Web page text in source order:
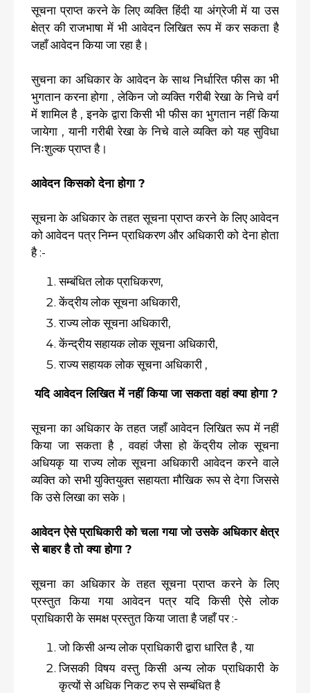
सूचना प्राप्त करने के लिए व्यक्ति हिंदी या अंग्रेजी में या उस
क्षेत्र की राजभाषा में भी आवेदन लिखित रूप में कर सकता है
जहाँ आवेदन किया जा रहा है।
सुचना का अधिकार के आवेदन के साथ निर्धारित फीस का भी
भुगतान करना होगा , लेकिन जो व्यक्ति गरीबी रेखा के निचे वर्ग
में शामिल है , इनके द्वारा किसी भी फीस का भुगतान नहीं किया
जायेगा , यानी गरीबी रेखा के निचे वाले व्यक्ति को यह सुविधा
निःशुल्क प्राप्त है।
आवेदन किसको देना होगा ?
सूचना के अधिकार के तहत सूचना प्राप्त करने के लिए आवेदन
को आवेदन पत्र निम्न प्राधिकरण और अधिकारी को देना होता
है :-
सम्बंधित लोक प्राधिकरण,
केंद्रीय लोक सूचना अधिकारी,
राज्य लोक सूचना अधिकारी,
केंन्द्रीय सहायक लोक सूचना अधिकारी,
राज्य सहायक लोक सूचना अधिकारी ,
यदि आवेदन लिखित में नहीं किया जा सकता वहां क्या होगा ?
सूचना का अधिकार के तहत जहाँ आवेदन लिखित रूप में नहीं
किया जा सकता है , ववहां जैसा हो केंद्रीय लोक सूचना
अधियकृ या राज्य लोक सूचना अधिकारी आवेदन करने वाले
व्यक्ति को सभी युक्तियुक्त सहायता मौखिक रूप से देगा जिससे
कि उसे लिखा का सके।
आवेदन ऐसे प्राधिकारी को चला गया जो उसके अधिकार क्षेत्र
से बाहर है तो क्या होगा ?
सूचना का अधिकार के तहत सूचना प्राप्त करने के लिए
प्रस्तुत किया गया आवेदन पत्र यदि किसी ऐसे लोक
प्राधिकारी के समक्ष प्रस्तुत किया जाता है जहाँ पर :-
जो किसी अन्य लोक प्राधिकारी द्वारा धारित है , या
जिसकी विषय वस्तु किसी अन्य लोक प्राधिकारी के
कृत्यों से अधिक निकट रुप से सम्बंधित है